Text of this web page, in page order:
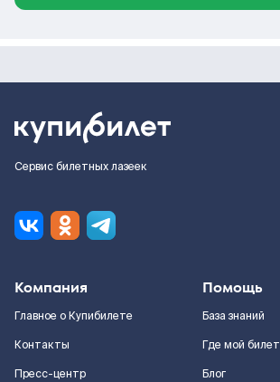
Сервис билетных лазеек
Компания
Главное о Купибилете
Контакты
Пресс-центр
Помощь
База знаний
Где мой билет
Блог